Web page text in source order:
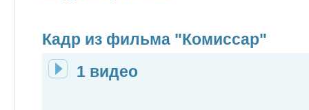
Кадр из фильма "Комиссар"
1 видео